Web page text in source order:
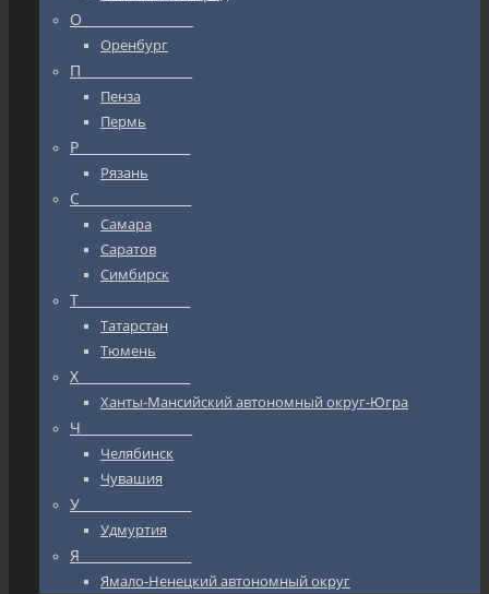
О_________________
Оренбург
П_________________
Пенза
Пермь
Р_________________
Рязань
С_________________
Самара
Саратов
Симбирск
Т_________________
Татарстан
Тюмень
Х_________________
Ханты-Мансийский автономный округ-Югра
Ч_________________
Челябинск
Чувашия
У_________________
Удмуртия
Я_________________
Ямало-Ненецкий автономный округ